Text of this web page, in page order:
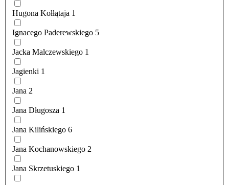
Hugona Kołłątaja 1
Ignacego Paderewskiego 5
Jacka Malczewskiego 1
Jagienki 1
Jana 2
Jana Długosza 1
Jana Kilińskiego 6
Jana Kochanowskiego 2
Jana Skrzetuskiego 1